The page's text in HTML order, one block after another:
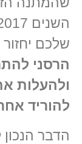
שלכם
הרסני
ולהעלות
להוריד
הדבר